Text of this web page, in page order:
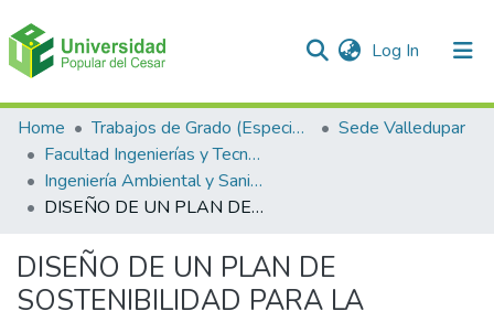
Log In (current)
Communities & Collections
All of DSpace
Statistics
Home Trabajos de Grado (Especializaciones y Pregrados)
Sede Valledupar
Facultad Ingenierías y Tecnologías
Ingeniería Ambiental y Sanitaria.
DISEÑO DE UN PLAN DE SOSTENIBILIDAD PARA LA ESPECIE CAIMAN CROCODILUS EN EL HUMEDAL SICARARE DE LA CIUDAD DE VALLEDUPAR
DISEÑO DE UN PLAN DE
SOSTENIBILIDAD PARA LA